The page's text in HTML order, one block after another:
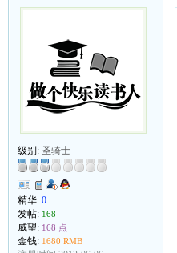
级别: 圣骑士
精华: 0
发帖: 168
威望: 168 点
金钱: 1680 RMB